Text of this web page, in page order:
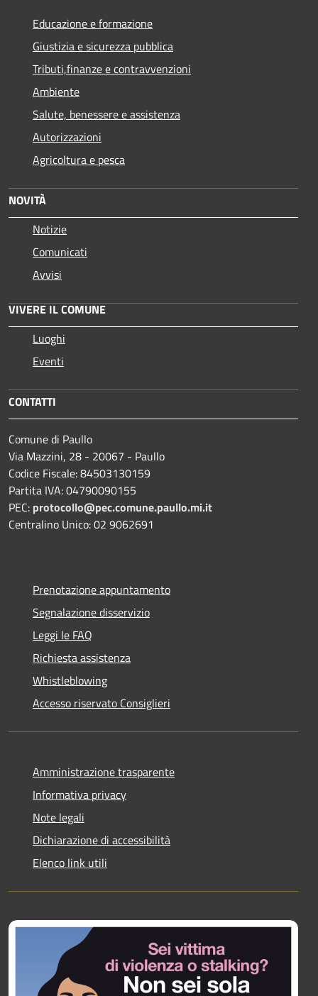
Educazione e formazione
Giustizia e sicurezza pubblica
Tributi,finanze e contravvenzioni
Ambiente
Salute, benessere e assistenza
Autorizzazioni
Agricoltura e pesca
NOVITÀ
Notizie
Comunicati
Avvisi
VIVERE IL COMUNE
Luoghi
Eventi
CONTATTI
Comune di Paullo
Via Mazzini, 28 - 20067 - Paullo
Codice Fiscale: 84503130159
Partita IVA: 04790090155
PEC: protocollo@pec.comune.paullo.mi.it
Centralino Unico: 02 9062691
Prenotazione appuntamento
Segnalazione disservizio
Leggi le FAQ
Richiesta assistenza
Whistleblowing
Accesso riservato Consiglieri
Amministrazione trasparente
Informativa privacy
Note legali
Dichiarazione di accessibilità
Elenco link utili